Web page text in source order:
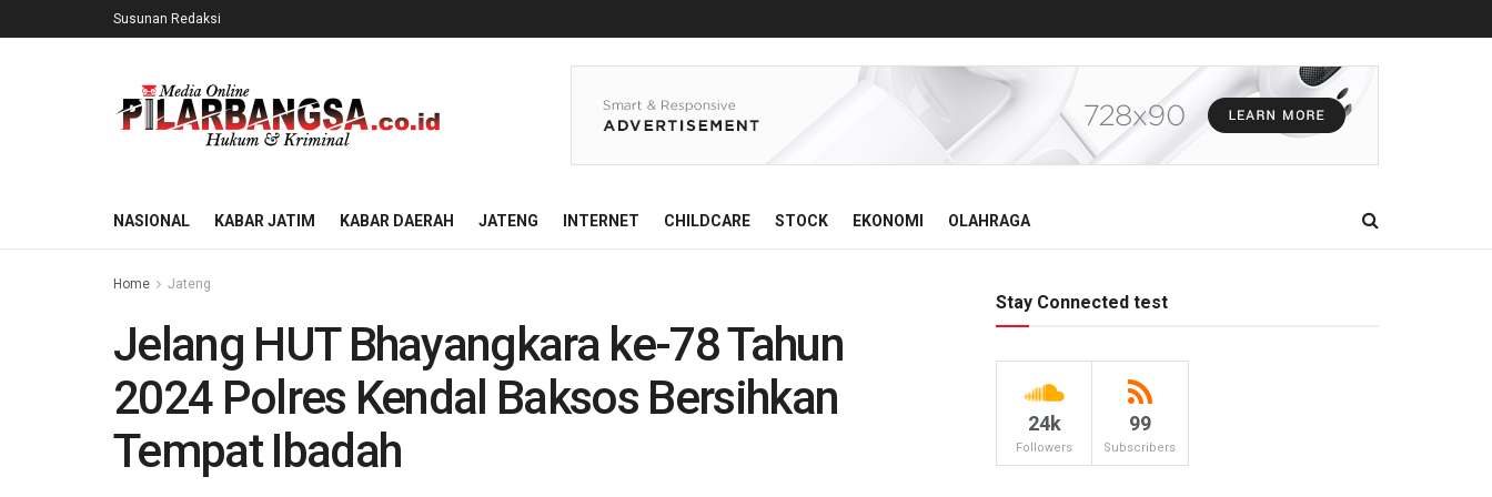
Susunan Redaksi
NASIONAL KABAR JATIM KABAR DAERAH JATENG INTERNET CHILDCARE STOCK EKONOMI OLAHRAGA
Home Jateng
Jelang HUT Bhayangkara ke-78 Tahun
2024 Polres Kendal Baksos Bersihkan
Tempat Ibadah
Stay Connected test
24k
Followers
99
Subscribers